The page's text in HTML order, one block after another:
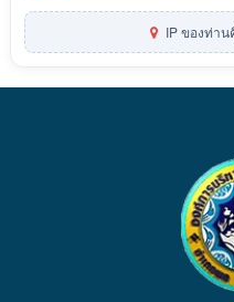
IP ของท่าน